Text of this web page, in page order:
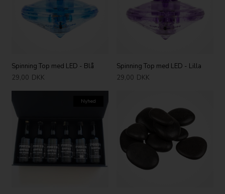
Spinning Top med LED - Blå
29,00 DKK
Spinning Top med LED - Lilla
29,00 DKK
Nyhed